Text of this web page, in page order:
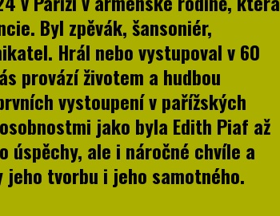
Byl zpěvák, šansoniér,
Hrál nebo vystupoval v 60
provází životem a hudbou
vystoupení v pařížských
jako byla Edith Piaf až
úspěchy, ale i náročné chvíle a
tvorbu i jeho samotného.